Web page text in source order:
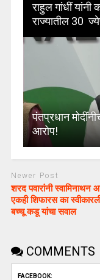
राहुल गांधीं यांनी
राज्यातील 30
पंतप्रधान
आरोप!
Newer Post
शरद पवारांनी स्वामिनाथन
एकही शिफारस का
बच्चू कडू यांचा सवाल
COMMENTS
FACEBOOK: